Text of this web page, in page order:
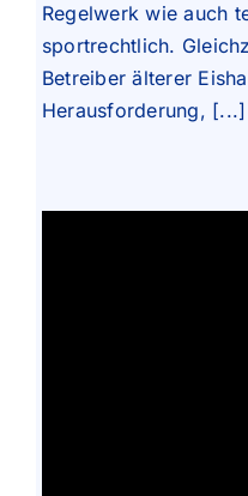
Regelwerk wie auch
sportrechtlich.
Betreiber älterer
Herausforderung, [...]